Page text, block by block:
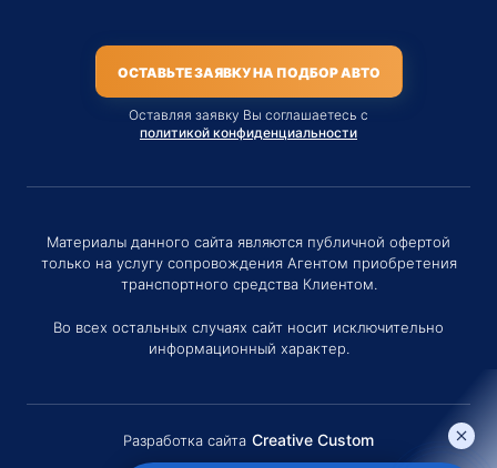
ОСТАВЬТЕ ЗАЯВКУ НА ПОДБОР АВТО
Оставляя заявку Вы соглашаетесь с
политикой конфиденциальности
Материалы данного сайта являются публичной офертой
только на услугу сопровождения Агентом приобретения
транспортного средства Клиентом.
Во всех остальных случаях сайт носит исключительно
информационный характер.
Разработка сайта Creative Custom